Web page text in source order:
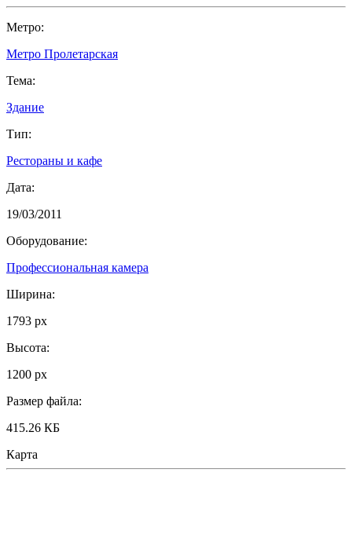
Метро:
Метро Пролетарская
Тема:
Здание
Тип:
Рестораны и кафе
Дата:
19/03/2011
Оборудование:
Профессиональная камера
Ширина:
1793 px
Высота:
1200 px
Размер файла:
415.26 КБ
Карта